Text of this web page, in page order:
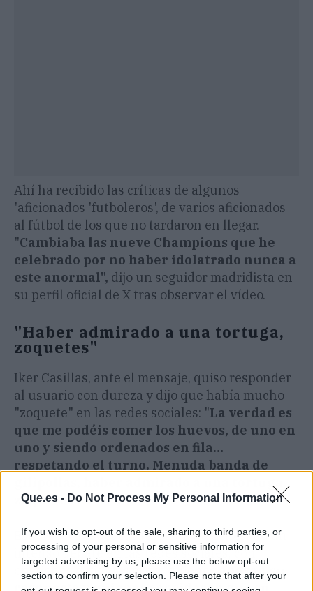
Que.es - Do Not Process My Personal Information
If you wish to opt-out of the sale, sharing to third parties, or
processing of your personal or sensitive information for
targeted advertising by us, please use the below opt-out
section to confirm your selection. Please note that after your
Ahí ha recibido las críticas de algunos
'aficionados 'futboleros', de varios aficionados
al fútbol de los que no tardaron en llegar.
"Cambiaba las nueve Champions que he
celebrado por no haber idolatrado nunca a
este anormal", dijo un seguidor madridista en
su perfil oficial de X tras observar el vídeo.
"Haber admirado a una tortuga,
zoquetes"
Iker Casillas, ante el mensaje, quiso responder
al usuario con dureza y dijo que había mucho
"zoquete" en las redes sociales: "La verdad es
que me podéis comer los huevos, de uno en
uno y siendo ordenados en fila…
respetando el turno. Menuda banda de
gilipollas, haber admirado a una tortuga,
zoquetes".
Esta reacción del exfutbolista ha generado un
intenso debate en las redes sociales, con
opiniones divididas entre quienesapoyan su
respuesta y quienes consideran que su